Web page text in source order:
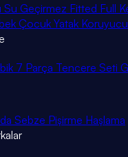
Su Geçirmez Fitted Full
Çocuk Yatak Koruyucu
7 Parça Tencere Seti
Sebze Pişirme Haşlama